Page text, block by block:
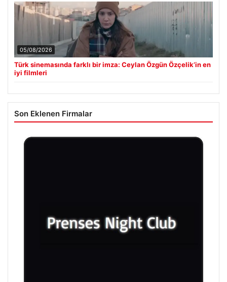
05/08/2026
Türk sinemasında farklı bir imza: Ceylan Özgün Özçelik’in en
iyi filmleri
Son Eklenen Firmalar